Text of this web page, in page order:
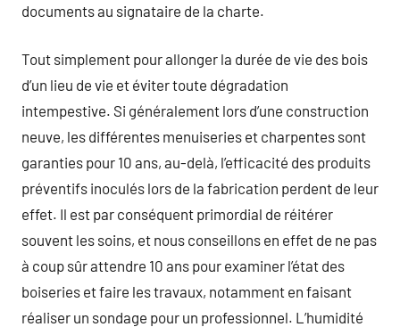
documents au signataire de la charte.
Tout simplement pour allonger la durée de vie des bois
d’un lieu de vie et éviter toute dégradation
intempestive. Si généralement lors d’une construction
neuve, les différentes menuiseries et charpentes sont
garanties pour 10 ans, au-delà, l’efficacité des produits
préventifs inoculés lors de la fabrication perdent de leur
effet. Il est par conséquent primordial de réitérer
souvent les soins, et nous conseillons en effet de ne pas
à coup sûr attendre 10 ans pour examiner l’état des
boiseries et faire les travaux, notamment en faisant
réaliser un sondage pour un professionnel. L’humidité